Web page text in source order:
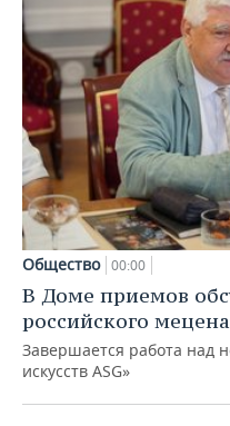
Общество 00:00
В Доме приемов
российского
Завершается работа над
искусств ASG»